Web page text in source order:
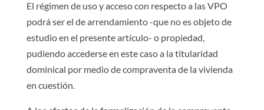
El régimen de uso y acceso con respecto a las VPO
podrá ser el de arrendamiento -que no es objeto de
estudio en el presente artículo- o propiedad,
pudiendo accederse en este caso a la titularidad
dominical por medio de compraventa de la vivienda
en cuestión.